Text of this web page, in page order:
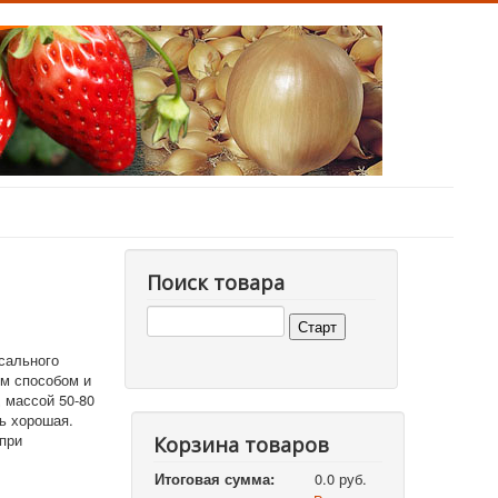
способом и
массой 50-80
хорошая.
Поиск товара
Корзина товаров
Итоговая сумма:
0.0 руб.